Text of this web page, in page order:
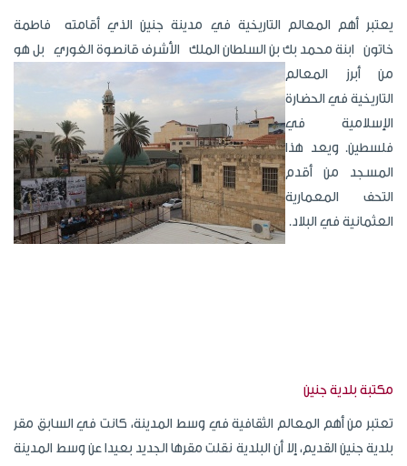
يعتبر أهم المعالم التاريخية في مدينة جنين الذي أقامته فاطمة
خاتون ابنة محمد بك بن السلطان الملك الأشرف قانصوة الغوري بل هو
من أبرز المعالم
التاريخية في الحضارة
الإسلامية في
فلسطين. ويعد هذا
المسجد من أقدم
التحف المعمارية
العثمانية في البلاد.
مكتبة بلدية جنين
تعتبر من أهم المعالم الثقافية في وسط المدينة، كانت في السابق مقر
بلدية جنين القديم، إلا أن البلدية نقلت مقرها الجديد بعيدا عن وسط المدينة